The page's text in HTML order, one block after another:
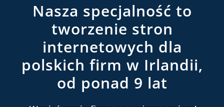
Nasza specjalność to
tworzenie stron
internetowych dla
polskich firm w Irlandii,
od ponad 9 lat